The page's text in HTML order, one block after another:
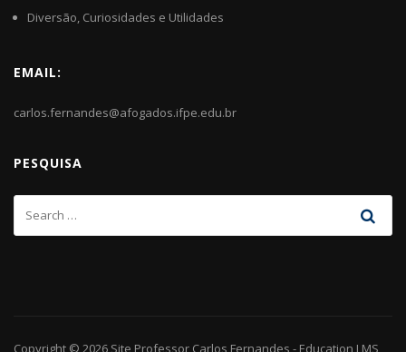
Diversão, Curiosidades e Utilidades
EMAIL:
carlos.fernandes@afogados.ifpe.edu.br
PESQUISA
Copyright © 2026 Site Professor Carlos Fernandes - Education LMS